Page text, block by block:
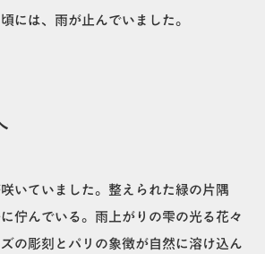
には、雨が止んでいました。
いていました。整えられた緑の片隅
佇んでいる。雨上がりの雫の光る花々
の彫刻とパリの象徴が自然に溶け込ん